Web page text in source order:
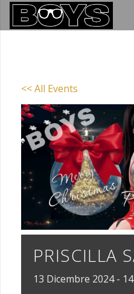
<< All Events
PRISCILLA
13 Dicembre 2024 - 14